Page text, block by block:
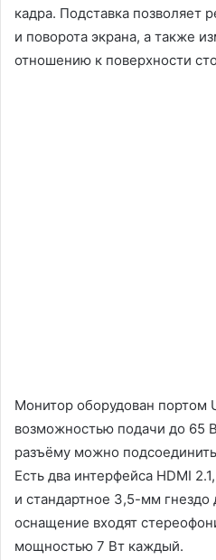
кадра. Подставка позволяет
и поворота экрана, а также
отношению к поверхности
Монитор оборудован портом
возможностью подачи до 65
разъёму можно
Есть два интерфейса HDMI
и стандартное 3,5-мм гнездо
оснащение входят
мощностью 7 Вт каждый.